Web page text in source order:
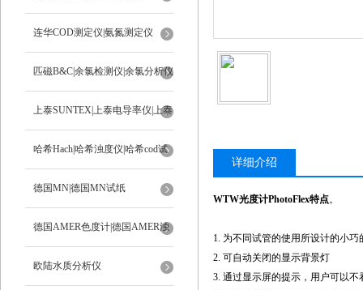
连华COD测定仪|氨氮测定仪
匹磁B&C|余氯检测仪|余氯分析仪
上泰SUNTEX|上泰电导率仪|上泰
ph计
哈希Hach|哈希浊度仪|哈希cod试
剂
德国MN|德国MN试纸
德国AMER色度计|德国AMER浊
度计
欧陆水质分析仪
详细介绍
WTW光度计PhotoFlex特点。
1. 为不同试管的使用所设计的小巧
2. 可自动关闭的显示背景灯
3. 通过显示屏的提示，用户可以